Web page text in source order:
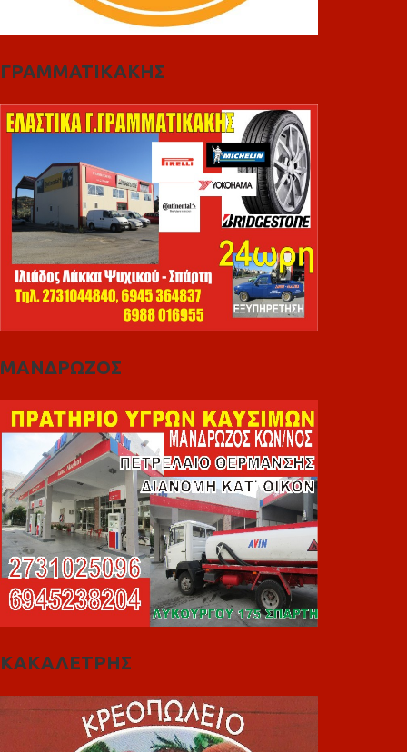
ΓΡΑΜΜΑΤΙΚΑΚΗΣ
ΜΑΝΔΡΩΖΟΣ
ΚΑΚΑΛΕΤΡΗΣ